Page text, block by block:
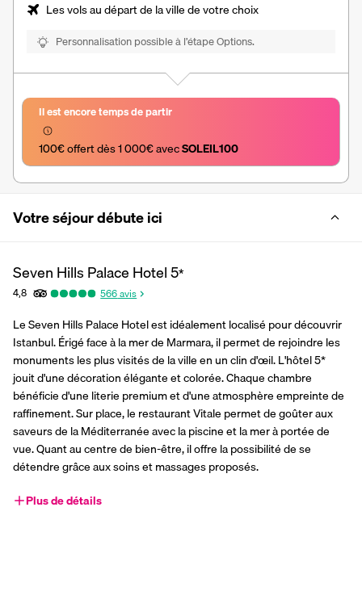
Les vols au départ de la ville de votre choix
Personnalisation possible à l’étape Options.
Il est encore temps de partir
100€ offert dès 1 000€ avec SOLEIL100
Votre séjour débute ici
Seven Hills Palace Hotel5*
4,8 566avis
Le Seven Hills Palace Hotel est idéalement localisé pour découvrir
Istanbul. Érigé face à la mer de Marmara, il permet de rejoindre les
monuments les plus visités de la ville en un clin d'œil. L'hôtel 5*
jouit d'une décoration élégante et colorée. Chaque chambre
bénéficie d'une literie premium et d'une atmosphère empreinte de
raffinement. Sur place, le restaurant Vitale permet de goûter aux
saveurs de la Méditerranée avec la piscine et la mer à portée de
vue. Quant au centre de bien-être, il offre la possibilité de se
détendre grâce aux soins et massages proposés.
Plus de détails